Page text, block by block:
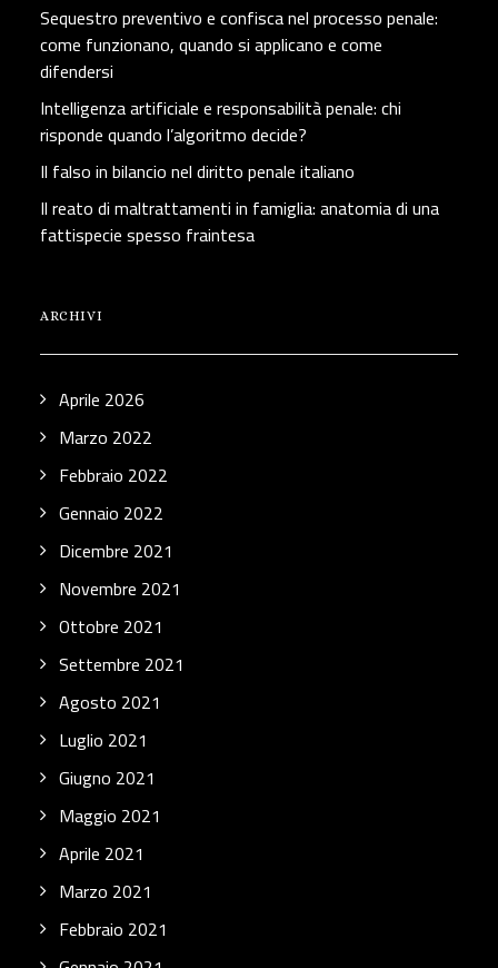
Sequestro preventivo e confisca nel processo penale:
come funzionano, quando si applicano e come
difendersi
Intelligenza artificiale e responsabilità penale: chi
risponde quando l’algoritmo decide?
Il falso in bilancio nel diritto penale italiano
Il reato di maltrattamenti in famiglia: anatomia di una
fattispecie spesso fraintesa
ARCHIVI
Aprile 2026
Marzo 2022
Febbraio 2022
Gennaio 2022
Dicembre 2021
Novembre 2021
Ottobre 2021
Settembre 2021
Agosto 2021
Luglio 2021
Giugno 2021
Maggio 2021
Aprile 2021
Marzo 2021
Febbraio 2021